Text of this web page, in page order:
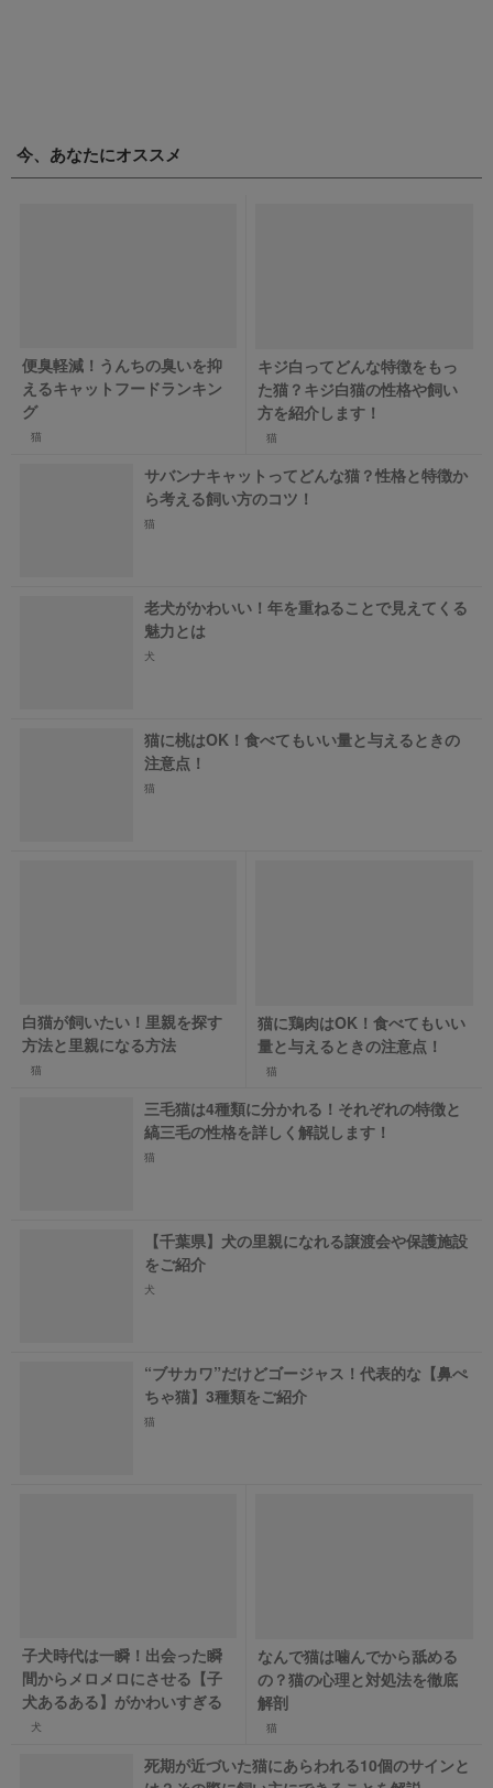
今、あなたにオススメ
便臭軽減！うんちの臭いを抑
えるキャットフードランキン
グ
猫
キジ白ってどんな特徴をもっ
た猫？キジ白猫の性格や飼い
方を紹介します！
猫
サバンナキャットってどんな猫？性格と特徴か
ら考える飼い方のコツ！
猫
老犬がかわいい！年を重ねることで見えてくる
魅力とは
犬
猫に桃はOK！食べてもいい量と与えるときの
注意点！
猫
白猫が飼いたい！里親を探す
方法と里親になる方法
猫
猫に鶏肉はOK！食べてもいい
量と与えるときの注意点！
猫
三毛猫は4種類に分かれる！それぞれの特徴と
縞三毛の性格を詳しく解説します！
猫
【千葉県】犬の里親になれる譲渡会や保護施設
をご紹介
犬
“ブサカワ”だけどゴージャス！代表的な【鼻ぺ
ちゃ猫】3種類をご紹介
猫
子犬時代は一瞬！出会った瞬
間からメロメロにさせる【子
犬あるある】がかわいすぎる
犬
なんで猫は噛んでから舐める
の？猫の心理と対処法を徹底
解剖
猫
死期が近づいた猫にあらわれる10個のサインと